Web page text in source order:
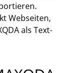
Webseiten,
als Text-